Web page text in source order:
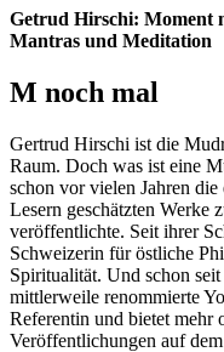
Getrud Hirschi: Moment
Mantras und Meditation
M noch mal
Gertrud Hirschi ist die
Raum. Doch was ist eine
schon vor vielen Jahren die
Lesern geschätzten Werke
veröffentlichte. Seit ihrer
Schweizerin für östliche
Spiritualität. Und schon
mittlerweile renommierte
Referentin und bietet mehr
Veröffentlichungen auf